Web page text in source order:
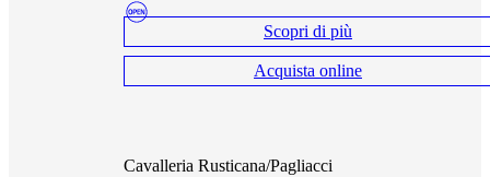
Scopri di più
Acquista online
Cavalleria Rusticana/Pagliacci